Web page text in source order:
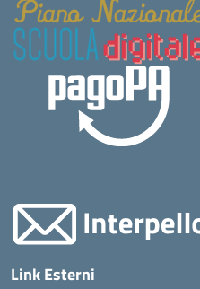
Link Esterni